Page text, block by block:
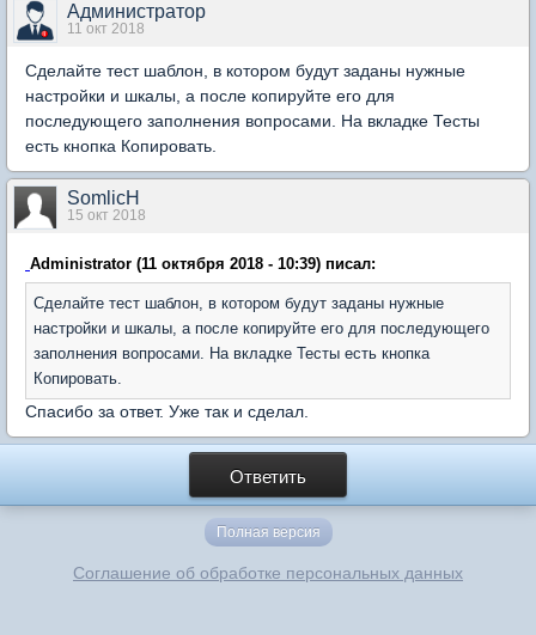
Администратор
11 окт 2018
Сделайте тест шаблон, в котором будут заданы нужные
настройки и шкалы, а после копируйте его для
последующего заполнения вопросами. На вкладке Тесты
есть кнопка Копировать.
SomlicH
15 окт 2018
Administrator (11 октября 2018 - 10:39) писал:
Сделайте тест шаблон, в котором будут заданы нужные
настройки и шкалы, а после копируйте его для последующего
заполнения вопросами. На вкладке Тесты есть кнопка
Копировать.
Спасибо за ответ. Уже так и сделал.
Ответить
Полная версия
Соглашение об обработке персональных данных